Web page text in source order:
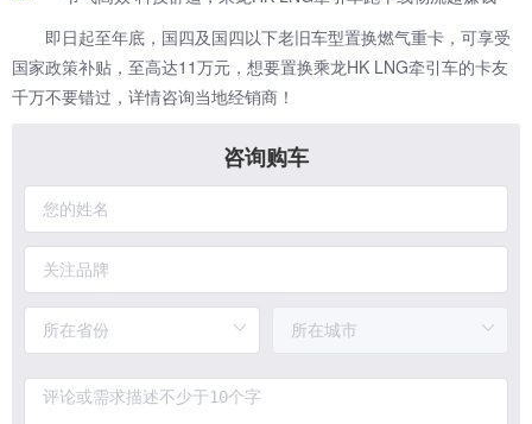
即日起至年底，国四及国四以下老旧车型置换燃气重卡，可享受
国家政策补贴，至高达11万元，想要置换乘龙HK LNG牵引车的卡友
千万不要错过，详情咨询当地经销商！
咨询购车